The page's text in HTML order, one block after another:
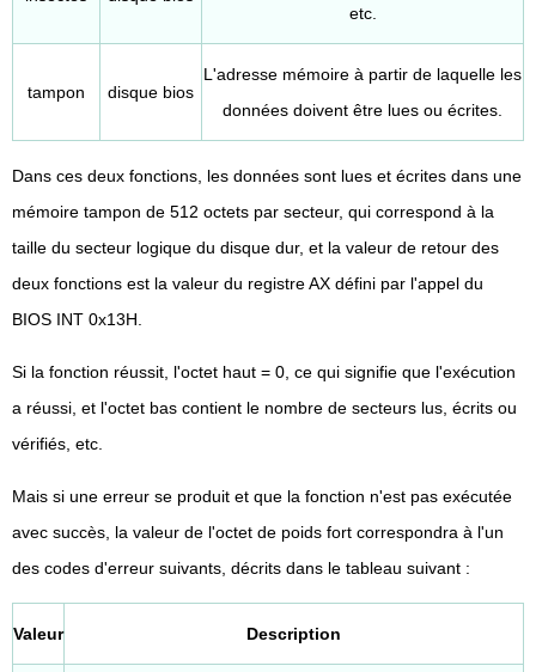
etc.
tampon disque bios
L'adresse mémoire à partir de laquelle les
données doivent être lues ou écrites.
Dans ces deux fonctions, les données sont lues et écrites dans une
mémoire tampon de 512 octets par secteur, qui correspond à la
taille du secteur logique du disque dur, et la valeur de retour des
deux fonctions est la valeur du registre AX défini par l'appel du
BIOS INT 0x13H.
Si la fonction réussit, l'octet haut = 0, ce qui signifie que l'exécution
a réussi, et l'octet bas contient le nombre de secteurs lus, écrits ou
vérifiés, etc.
Mais si une erreur se produit et que la fonction n'est pas exécutée
avec succès, la valeur de l'octet de poids fort correspondra à l'un
des codes d'erreur suivants, décrits dans le tableau suivant :
Valeur Description